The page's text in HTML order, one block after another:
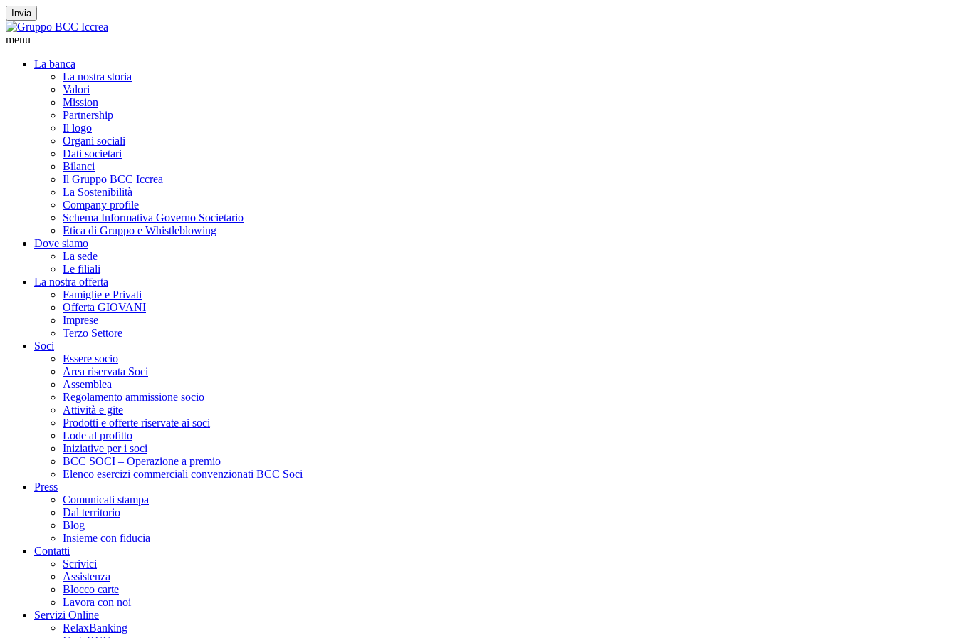
Invia
menu
La banca
La nostra storia
Valori
Mission
Partnership
Il logo
Organi sociali
Dati societari
Bilanci
Il Gruppo BCC Iccrea
La Sostenibilità
Company profile
Schema Informativa Governo Societario
Etica di Gruppo e Whistleblowing
Dove siamo
La sede
Le filiali
La nostra offerta
Famiglie e Privati
Offerta GIOVANI
Imprese
Terzo Settore
Soci
Essere socio
Area riservata Soci
Assemblea
Regolamento ammissione socio
Attività e gite
Prodotti e offerte riservate ai soci
Lode al profitto
Iniziative per i soci
BCC SOCI – Operazione a premio
Elenco esercizi commerciali convenzionati BCC Soci
Press
Comunicati stampa
Dal territorio
Blog
Insieme con fiducia
Contatti
Scrivici
Assistenza
Blocco carte
Lavora con noi
Servizi Online
RelaxBanking